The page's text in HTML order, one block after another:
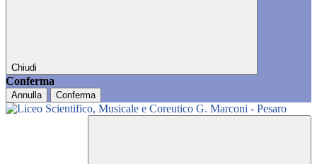
Chiudi
Conferma
Annulla Conferma